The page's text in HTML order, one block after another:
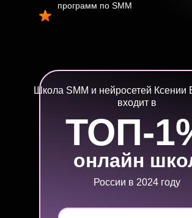
программ по SMM
ТОП-
онлайн
Школа SMM и нейросетей Ксении
входит в
России в 2024 году